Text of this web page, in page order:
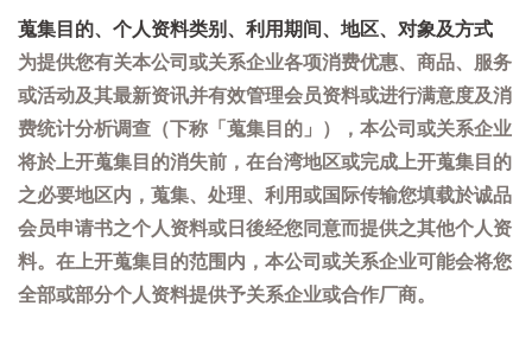
蒐集目的、个人资料类别、利用期间、地区、对象及方式
为提供您有关本公司或关系企业各项消费优惠、商品、服务
或活动及其最新资讯并有效管理会员资料或进行满意度及消
费统计分析调查（下称「蒐集目的」），本公司或关系企业
将於上开蒐集目的消失前，在台湾地区或完成上开蒐集目的
之必要地区内，蒐集、处理、利用或国际传输您填载於诚品
会员申请书之个人资料或日後经您同意而提供之其他个人资
料。在上开蒐集目的范围内，本公司或关系企业可能会将您
全部或部分个人资料提供予关系企业或合作厂商。